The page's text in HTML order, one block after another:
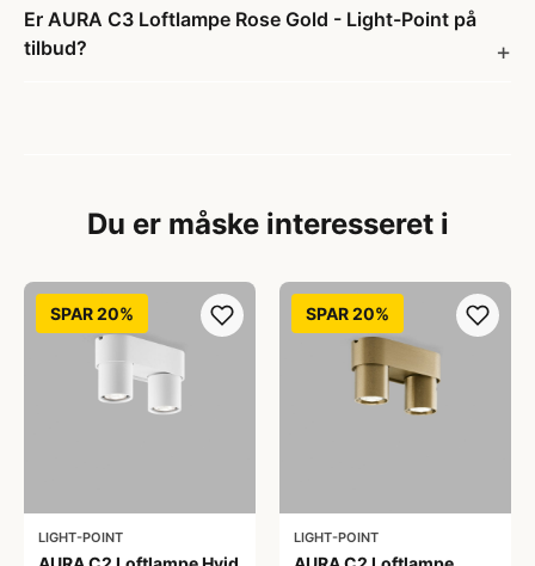
Er AURA C3 Loftlampe Rose Gold - Light-Point på
tilbud?
Du er måske interesseret i
SPAR 20%
LIGHT-POINT
SPAR 20%
LIGHT-POINT